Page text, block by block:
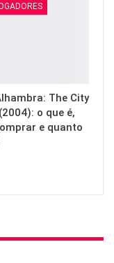
The City
o que é,
e quanto